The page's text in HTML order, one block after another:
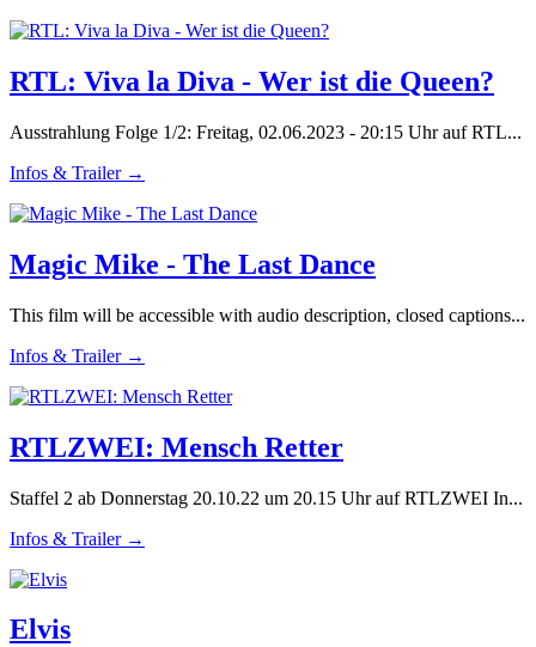
RTL: Viva la Diva - Wer ist die Queen?
Ausstrahlung Folge 1/2: Freitag, 02.06.2023 - 20:15 Uhr auf RTL...
Infos & Trailer →
Magic Mike - The Last Dance
This film will be accessible with audio description, closed captions...
Infos & Trailer →
RTLZWEI: Mensch Retter
Staffel 2 ab Donnerstag 20.10.22 um 20.15 Uhr auf RTLZWEI In...
Infos & Trailer →
Elvis